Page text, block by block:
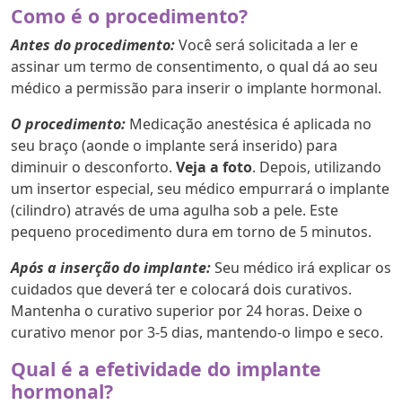
Como é o procedimento?
Antes do procedimento:Você será solicitada a ler e
assinar um termo de consentimento, o qual dá ao seu
médico a permissão para inserir o implante hormonal.
O procedimento: Medicação anestésica é aplicada no
seu braço (aonde o implante será inserido) para
diminuir o desconforto. Veja a foto. Depois, utilizando
um insertor especial, seu médico empurrará o implante
(cilindro) através de uma agulha sob a pele. Este
pequeno procedimento dura em torno de 5 minutos.
Após a inserção do implante:Seu médico irá explicar os
cuidados que deverá ter e colocará dois curativos.
Mantenha o curativo superior por 24 horas. Deixe o
curativo menor por 3-5 dias, mantendo-o limpo e seco.
Qual é a efetividade do implante
hormonal?